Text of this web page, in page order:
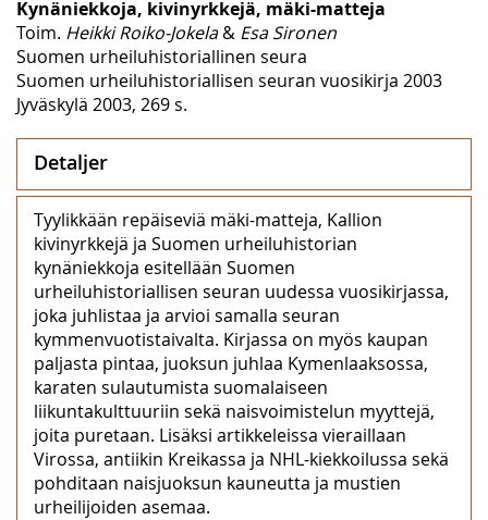
Kynäniekkoja, kivinyrkkejä, mäki-matteja
Toim. Heikki Roiko-Jokela& Esa Sironen
Suomen urheiluhistoriallinen seura
Suomen urheiluhistoriallisen seuran vuosikirja 2003
Jyväskylä 2003, 269 s.
Detaljer
Tyylikkään repäiseviä mäki-matteja, Kallion
kivinyrkkejä ja Suomen urheiluhistorian
kynäniekkoja esitellään Suomen
urheiluhistoriallisen seuran uudessa vuosikirjassa,
joka juhlistaa ja arvioi samalla seuran
kymmenvuotistaivalta. Kirjassa on myös kaupan
paljasta pintaa, juoksun juhlaa Kymenlaaksossa,
karaten sulautumista suomalaiseen
liikuntakulttuuriin sekä naisvoimistelun myyttejä,
joita puretaan. Lisäksi artikkeleissa vieraillaan
Virossa, antiikin Kreikassa ja NHL-kiekkoilussa sekä
pohditaan naisjuoksun kauneutta ja mustien
urheilijoiden asemaa.